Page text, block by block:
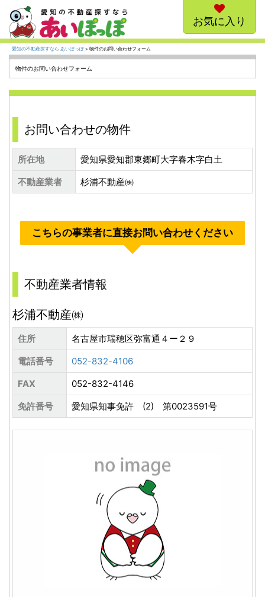
お気に入り
愛知の不動産探すなら あいぽっぽ> 物件のお問い合わせフォーム
物件のお問い合わせフォーム
お問い合わせの物件
所在地
愛知県愛知郡東郷町大字春木字白土
不動産業者
杉浦不動産㈱
こちらの事業者に直接お問い合わせください
不動産業者情報
杉浦不動産㈱
住所
名古屋市瑞穂区弥富通４ー２９
電話番号
052-832-4106
FAX
052-832-4146
免許番号
愛知県知事免許 (2) 第0023591号